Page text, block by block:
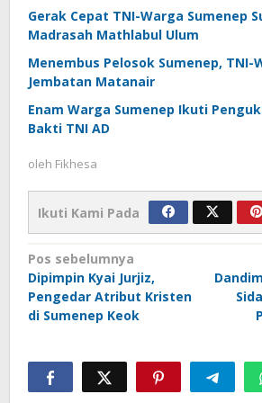
Gerak Cepat TNI-Warga Sumenep
Madrasah Mathlabul Ulum
Menembus Pelosok Sumenep, TNI-
Jembatan Matanair
Enam Warga Sumenep Ikuti
Bakti TNI AD
oleh Fikhesa
Ikuti Kami Pada
Navigasi
pos
Pos sebelumnya
Dipimpin Kyai Jurjiz,
Pengedar Atribut Kristen
di Sumenep Keok